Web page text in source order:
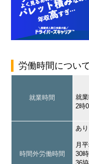
労働時間について
就業時間
就
2時
時間外労働時間
あり
月
30